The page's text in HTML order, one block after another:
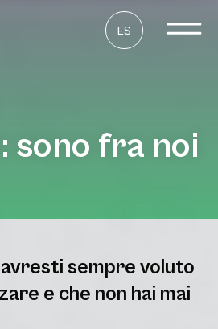
ES
sono fra noi
sempre voluto
e che non hai mai